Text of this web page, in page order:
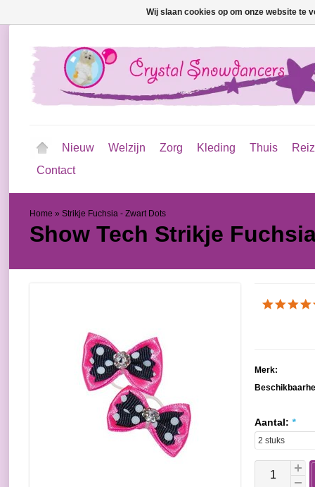
Nieuw Welzijn Zorg Kleding Thuis
Contact
Home » Strikje Fuchsia - Zwart Dots
Show Tech Strikje
Merk:
Aantal: *
Wij slaan cookies op om onze website te